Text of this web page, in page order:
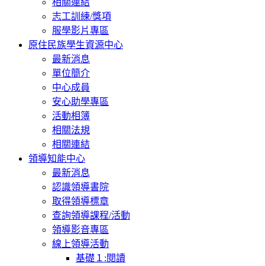
志工訓練/獎項
服學影片專區
原住民族學生資源中心
最新消息
單位簡介
中心成員
安心助學專區
活動相簿
相關法規
相關連結
領導知能中心
最新消息
認識領導書院
取得領導標章
查詢領導課程/活動
領導影音專區
線上領導活動
基礎１:閱讀